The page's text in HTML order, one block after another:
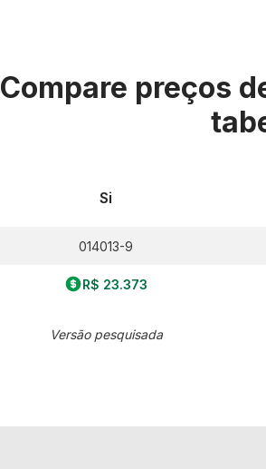
Compare preços
Si
014013-9
R$ 23.373
Versão pesquisada